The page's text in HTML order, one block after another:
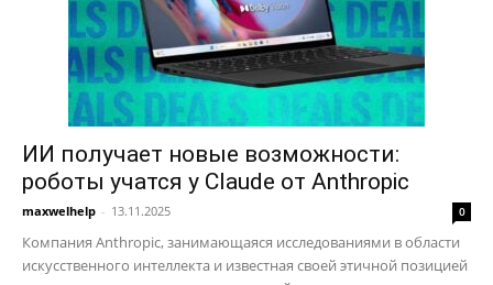
ИИ получает новые возможности:
роботы учатся у Claude от Anthropic
maxwelhelp - 13.11.2025 0
Компания Anthropic, занимающаяся исследованиями в области
искусственного интеллекта и известная своей этичной позицией